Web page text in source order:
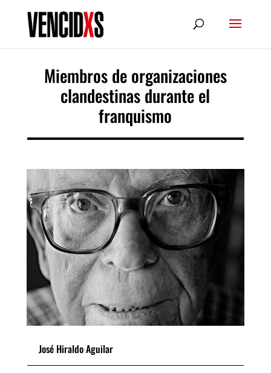
Miembros de organizaciones
clandestinas durante el
franquismo
José Hiraldo Aguilar